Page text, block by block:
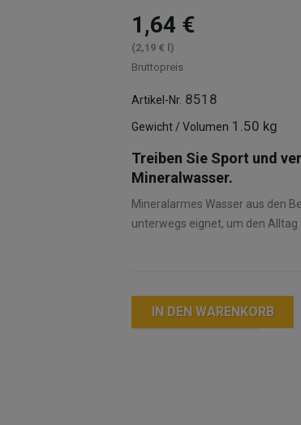
1,64 €
(2,19 € l)
Bruttopreis
Artikel-Nr. 8518
Gewicht / Volumen 1.50 kg
Treiben Sie Sport und
Mineralwasser.
Mineralarmes Wasser aus den
unterwegs eignet, um den
IN DEN WARENKORB